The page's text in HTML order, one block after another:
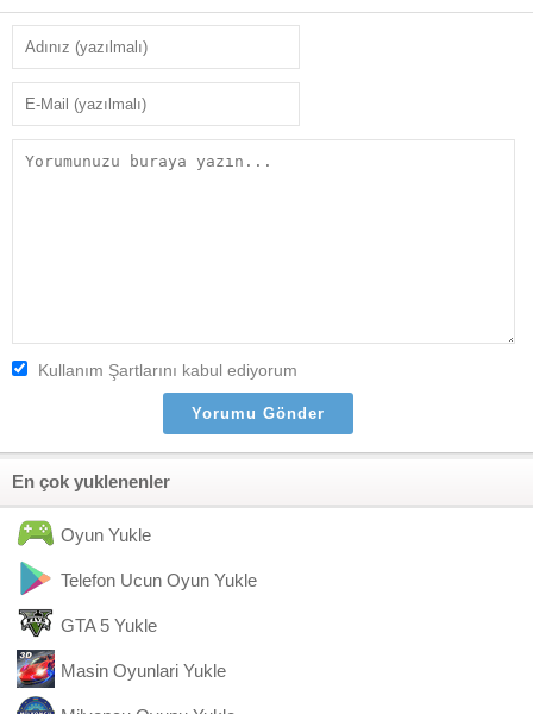
Kullanım Şartlarını kabul ediyorum
En çok yuklenenler
Oyun Yukle
Telefon Ucun Oyun Yukle
GTA 5 Yukle
Masin Oyunlari Yukle